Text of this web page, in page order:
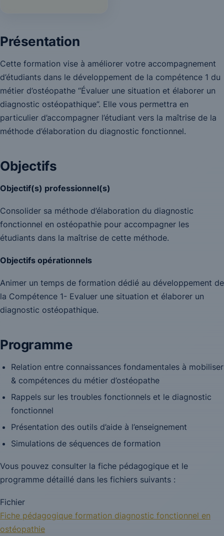
Présentation
Cette formation vise à améliorer votre accompagnement
d’étudiants dans le développement de la compétence 1 du
métier d’ostéopathe “Évaluer une situation et élaborer un
diagnostic ostéopathique”. Elle vous permettra en
particulier d’accompagner l’étudiant vers la maîtrise de la
méthode d’élaboration du diagnostic fonctionnel.
Objectifs
Objectif(s) professionnel(s)
Consolider sa méthode d’élaboration du diagnostic
fonctionnel en ostéopathie pour accompagner les
étudiants dans la maîtrise de cette méthode.
Objectifs opérationnels
Animer un temps de formation dédié au développement de
la Compétence 1- Evaluer une situation et élaborer un
diagnostic ostéopathique.
Programme
Relation entre connaissances fondamentales à mobiliser
& compétences du métier d’ostéopathe
Rappels sur les troubles fonctionnels et le diagnostic
fonctionnel
Présentation des outils d’aide à l’enseignement
Simulations de séquences de formation
Vous pouvez consulter la fiche pédagogique et le
programme détaillé dans les fichiers suivants :
Fichier
Fiche pédagogique formation diagnostic fonctionnel en
ostéopathie